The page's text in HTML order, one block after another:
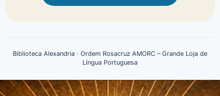
Biblioteca Alexandria · Ordem Rosacruz AMORC – Grande Loja de
Língua Portuguesa